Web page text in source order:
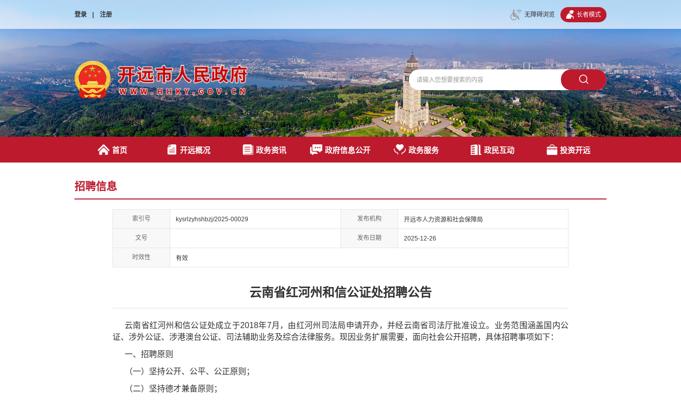
登录 | 注册 无障碍浏览 长者模式
首页 开远概况 政务资讯 政府信息公开 政务服务 政民互动 投资开远
招聘信息
索引号 kysrlzyhshbzj/2025-00029 发布机构 开远市人力资源和社会保障局
文号 发布日期 2025-12-26
时效性 有效
云南省红河州和信公证处招聘公告
云南省红河州和信公证处成立于2018年7月，由红河州司法局申请开办，并经云南省司法厅批准设立。业务范围涵盖国内公
证、涉外公证、涉港澳台公证、司法辅助业务及综合法律服务。现因业务扩展需要，面向社会公开招聘，具体招聘事项如下：
一、招聘原则
（一）坚持公开、公平、公正原则；
（二）坚持德才兼备原则；